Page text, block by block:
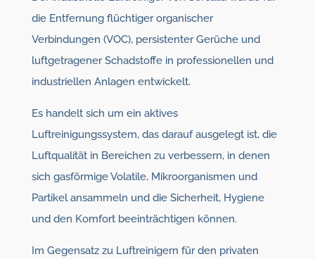
die Entfernung flüchtiger organischer
Verbindungen (VOC), persistenter Gerüche und
luftgetragener Schadstoffe in professionellen und
industriellen Anlagen entwickelt.
Es handelt sich um ein aktives
Luftreinigungssystem, das darauf ausgelegt ist, die
Luftqualität in Bereichen zu verbessern, in denen
sich gasförmige Volatile, Mikroorganismen und
Partikel ansammeln und die Sicherheit, Hygiene
und den Komfort beeinträchtigen können.
Im Gegensatz zu Luftreinigern für den privaten